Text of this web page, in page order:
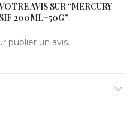
AVIS SUR “MERCURY
200ML+50G”
publier un avis.